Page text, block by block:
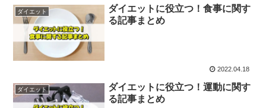
ダイエット
ダイエットに役立つ！食事に関す
る記事まとめ
2022.04.18
ダイエット
ダイエットに役立つ！運動に関す
る記事まとめ